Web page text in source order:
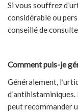
Si vous souffrez
considérable ou
conseillé de
Comment puis-je
Généralement,
peut recommander